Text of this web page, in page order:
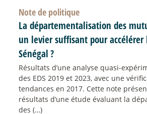
Note de politique
La départementalisation des
un levier suffisant pour accélérer
Sénégal?
Résultats d’une analyse quasi-
des EDS 2019 et 2023, avec une
tendances en 2017. Cette note
résultats d’une étude évaluant la
des (…)